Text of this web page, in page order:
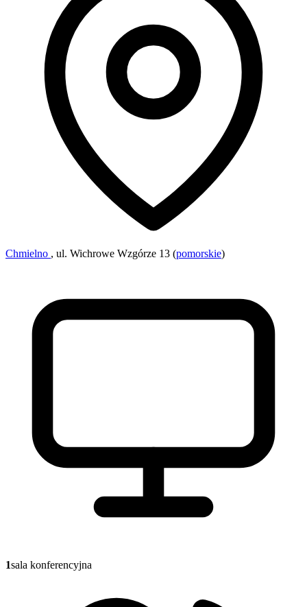
Chmielno , ul. Wichrowe Wzgórze 13 (pomorskie)
1sala konferencyjna